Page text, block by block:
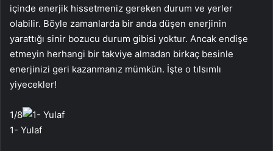
içinde enerjik hissetmeniz gereken durum ve yerler
olabilir. Böyle zamanlarda bir anda düşen enerjinin
yarattığı sinir bozucu durum gibisi yoktur. Ancak endişe
etmeyin herhangi bir takviye almadan birkaç besinle
enerjinizi geri kazanmanız mümkün. İşte o tılsımlı
yiyecekler!
1/8
1- Yulaf